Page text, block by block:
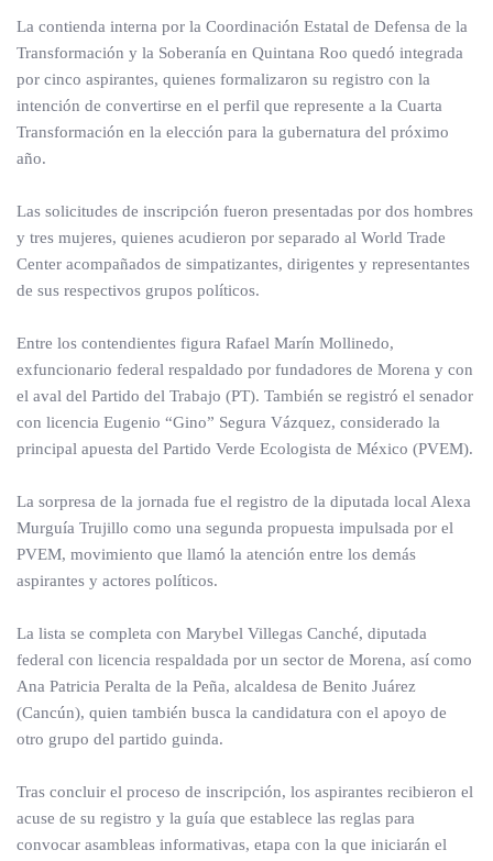
La contienda interna por la Coordinación Estatal de Defensa de la
Transformación y la Soberanía en Quintana Roo quedó integrada
por cinco aspirantes, quienes formalizaron su registro con la
intención de convertirse en el perfil que represente a la Cuarta
Transformación en la elección para la gubernatura del próximo
año.
Las solicitudes de inscripción fueron presentadas por dos hombres
y tres mujeres, quienes acudieron por separado al World Trade
Center acompañados de simpatizantes, dirigentes y representantes
de sus respectivos grupos políticos.
Entre los contendientes figura Rafael Marín Mollinedo,
exfuncionario federal respaldado por fundadores de Morena y con
el aval del Partido del Trabajo (PT). También se registró el senador
con licencia Eugenio “Gino” Segura Vázquez, considerado la
principal apuesta del Partido Verde Ecologista de México (PVEM).
La sorpresa de la jornada fue el registro de la diputada local Alexa
Murguía Trujillo como una segunda propuesta impulsada por el
PVEM, movimiento que llamó la atención entre los demás
aspirantes y actores políticos.
La lista se completa con Marybel Villegas Canché, diputada
federal con licencia respaldada por un sector de Morena, así como
Ana Patricia Peralta de la Peña, alcaldesa de Benito Juárez
(Cancún), quien también busca la candidatura con el apoyo de
otro grupo del partido guinda.
Tras concluir el proceso de inscripción, los aspirantes recibieron el
acuse de su registro y la guía que establece las reglas para
convocar asambleas informativas, etapa con la que iniciarán el